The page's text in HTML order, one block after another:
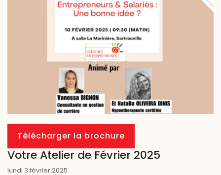
Télécharger la brochure
Votre Atelier de Février 2025
lundi 3 février 2025